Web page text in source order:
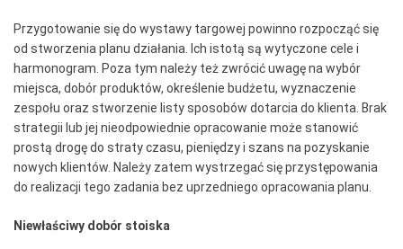
Przygotowanie się do wystawy targowej powinno rozpocząć się
od stworzenia planu działania. Ich istotą są wytyczone cele i
harmonogram. Poza tym należy też zwrócić uwagę na wybór
miejsca, dobór produktów, określenie budżetu, wyznaczenie
zespołu oraz stworzenie listy sposobów dotarcia do klienta. Brak
strategii lub jej nieodpowiednie opracowanie może stanowić
prostą drogę do straty czasu, pieniędzy i szans na pozyskanie
nowych klientów. Należy zatem wystrzegać się przystępowania
do realizacji tego zadania bez uprzedniego opracowania planu.
Niewłaściwy dobór stoiska